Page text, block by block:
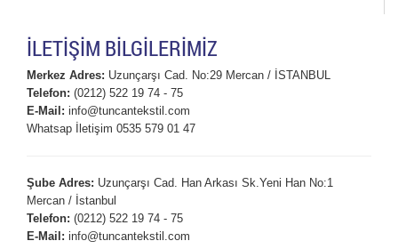
İLETİŞİM BİLGİLERİMİZ
Merkez Adres: Uzunçarşı Cad. No:29 Mercan / İSTANBUL
Telefon: (0212) 522 19 74 - 75
E-Mail: info@tuncantekstil.com
Whatsap İletişim 0535 579 01 47
Şube Adres: Uzunçarşı Cad. Han Arkası Sk.Yeni Han No:1
Mercan / İstanbul
Telefon: (0212) 522 19 74 - 75
E-Mail: info@tuncantekstil.com